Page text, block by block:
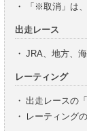
・
「※取消」は
出走レース
・ JRA、地方、
レーティング
・ 出走レースの
・
レーティング